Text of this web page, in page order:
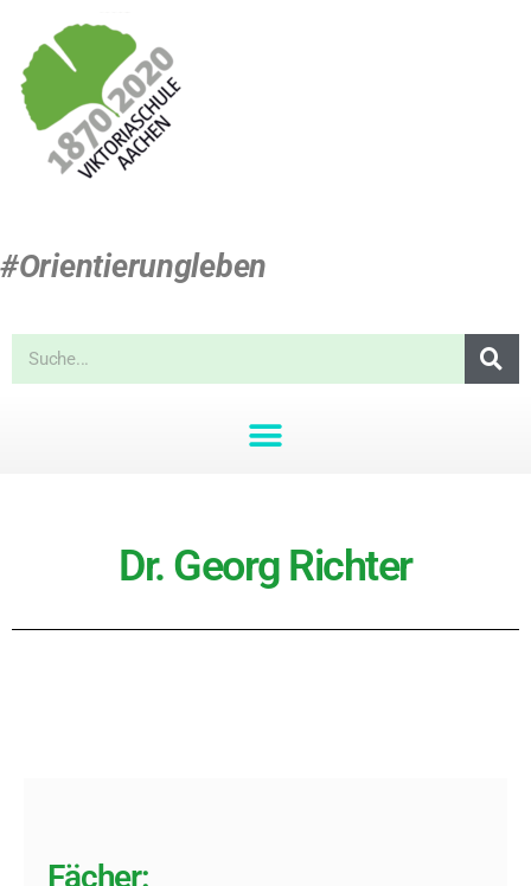
#Orientierungleben
Dr. Georg Richter
Fächer: